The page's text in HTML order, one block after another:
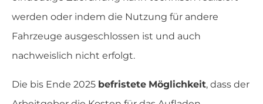
werden oder indem die Nutzung für andere
Fahrzeuge ausgeschlossen ist und auch
nachweislich nicht erfolgt.
Die bis Ende 2025 befristete Möglichkeit, dass der